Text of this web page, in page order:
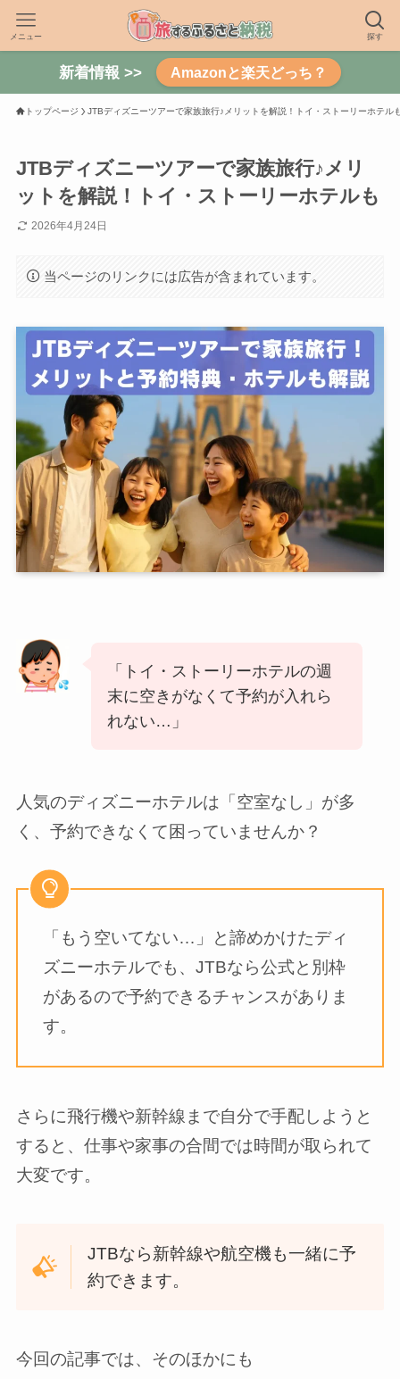
探す
メニュー
新着情報 >> Amazonと楽天どっち？
トップページ JTBディズニーツアーで家族旅行♪メリットを解説！トイ・ストーリーホテル
JTBディズニーツアーで家族旅行♪メリ
ットを解説！トイ・ストーリーホテルも
2026年4月24日
当ページのリンクには広告が含まれています。
「トイ・ストーリーホテルの週
末に空きがなくて予約が入れら
れない…」
人気のディズニーホテルは「空室なし」が多
く、予約できなくて困っていませんか？
「もう空いてない…」と諦めかけたディ
ズニーホテルでも、JTBなら公式と別枠
があるので予約できるチャンスがありま
す。
さらに飛行機や新幹線まで自分で手配しようと
すると、仕事や家事の合間では時間が取られて
大変です。
JTBなら新幹線や航空機も一緒に予
約できます。
今回の記事では、そのほかにも